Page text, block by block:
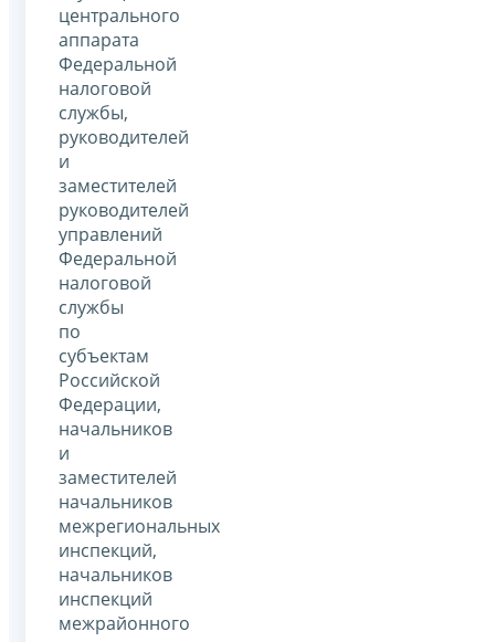
центрального
аппарата
Федеральной
налоговой
службы,
руководителей
и
заместителей
руководителей
управлений
Федеральной
налоговой
службы
по
субъектам
Российской
Федерации,
начальников
и
заместителей
начальников
межрегиональных
инспекций,
начальников
инспекций
межрайонного